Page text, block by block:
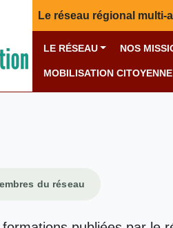
Le réseau régional
LE RÉSEAU NOS
MOBILISATION CITOYENNE
du réseau